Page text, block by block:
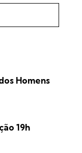
Homens
19h